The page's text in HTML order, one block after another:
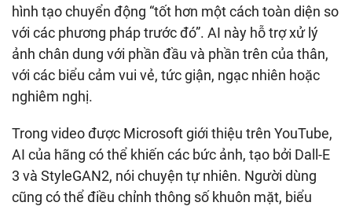
hình tạo chuyển động “tốt hơn một cách toàn diện so
với các phương pháp trước đó”. AI này hỗ trợ xử lý
ảnh chân dung với phần đầu và phần trên của thân,
với các biểu cảm vui vẻ, tức giận, ngạc nhiên hoặc
nghiêm nghị.
Trong video được Microsoft giới thiệu trên YouTube,
AI của hãng có thể khiến các bức ảnh, tạo bởi Dall-E
3 và StyleGAN2, nói chuyện tự nhiên. Người dùng
cũng có thể điều chỉnh thông số khuôn mặt, biểu